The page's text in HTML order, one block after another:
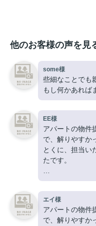
他のお客様の声を見
some様
些細なことでも
もし何かあれば
EE様
アパートの物件
で、解りやすか
とくに、担当い
たです。
ありがとうござ
エイ様
アパートの物件
で、解りやすか